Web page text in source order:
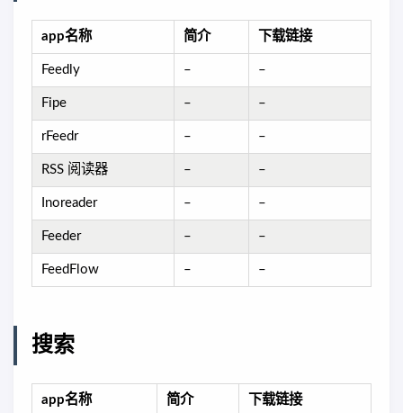
app名称 简介 下载链接
Feedly – –
Fipe – –
rFeedr – –
RSS 阅读器 – –
Inoreader – –
Feeder – –
FeedFlow – –
搜索
app名称 简介 下载链接